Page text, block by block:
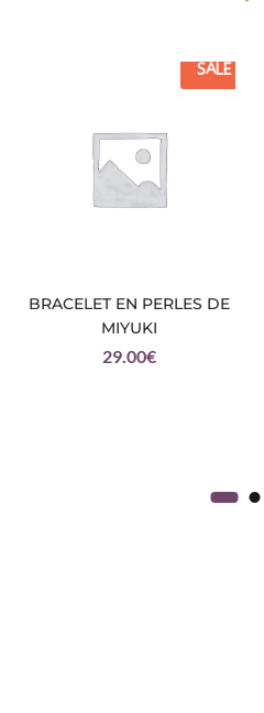
SALE
BRACELET EN PERLES DE
MIYUKI
29.00€